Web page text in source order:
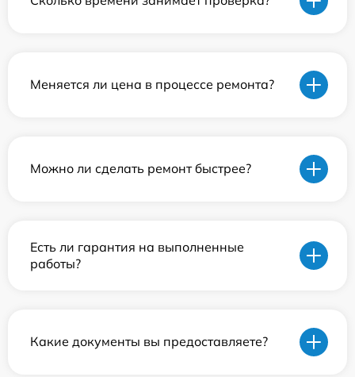
Меняется ли цена в процессе ремонта?
Можно ли сделать ремонт быстрее?
Есть ли гарантия на выполненные
работы?
Какие документы вы предоставляете?